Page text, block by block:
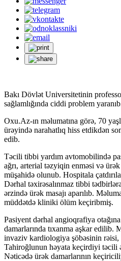
Bakı Dövlət Universitetinin
sağlamlığında ciddi problem
Oxu.Az-ın məlumatına görə, 70
ürəyində narahatlıq hiss etdikdən
edib.
Təcili tibbi yardım avtomobilində
ağrı, arterial təzyiqin enməsi və
müşahidə olunub. Hospitala
Dərhal təxirəsalınmaz tibbi
ərzində ürək masajı aparılıb.
müddətdə kliniki ölüm keçiribmiş.
Pasiyent dərhal angioqrafiya
damarlarında tıxanma aşkar edilib.
invaziv kardiologiya şöbəsinin
Tahiroğlunun həyata keçirdiyi təcili
Nəticədə ürək damarlarının